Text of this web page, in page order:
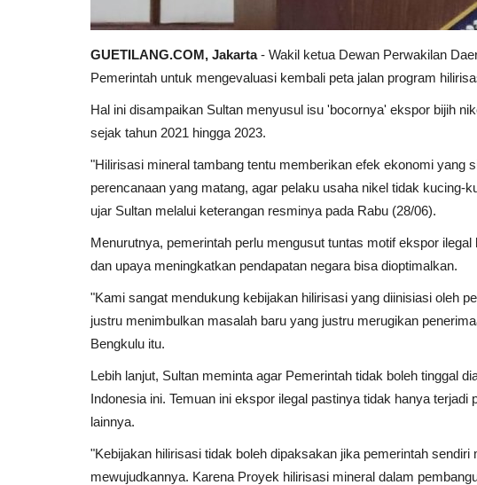
GUETILANG.COM, Jakarta- Wakil ketua Dewan Perwakilan
Pemerintah untuk mengevaluasi kembali peta jalan program
Hal ini disampaikan Sultan menyusul isu 'bocornya' ekspor bijih
sejak tahun 2021 hingga 2023.
"Hilirisasi mineral tambang tentu memberikan efek ekonomi yang
perencanaan yang matang, agar pelaku usaha nikel tidak kucing-
ujar Sultan melalui keterangan resminya pada Rabu (28/06).
Menurutnya, pemerintah perlu mengusut tuntas motif ekspor
dan upaya meningkatkan pendapatan negara bisa dioptimalkan.
"Kami sangat mendukung kebijakan hilirisasi yang diinisiasi oleh
justru menimbulkan masalah baru yang justru merugikan
Bengkulu itu.
Lebih lanjut, Sultan meminta agar Pemerintah tidak boleh tinggal
Indonesia ini. Temuan ini ekspor ilegal pastinya tidak hanya
lainnya.
"Kebijakan hilirisasi tidak boleh dipaksakan jika pemerintah
mewujudkannya. Karena Proyek hilirisasi mineral dalam